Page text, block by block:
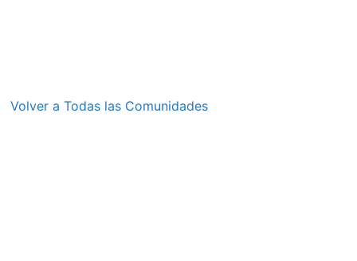
Volver a Todas las Comunidades